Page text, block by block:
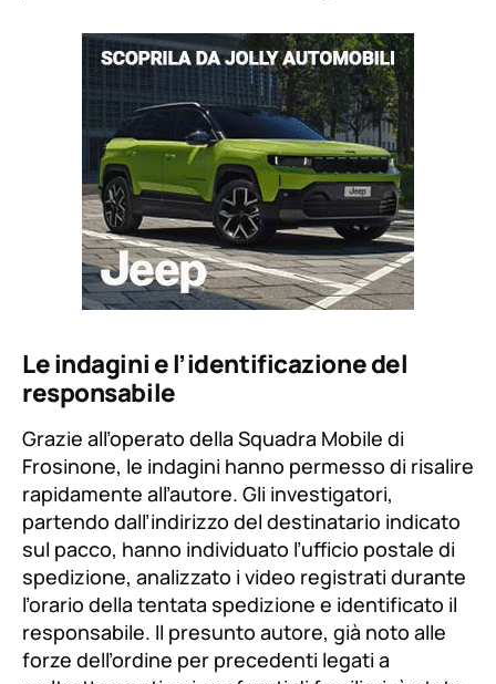
Le indagini e l’identificazione del
responsabile
Grazie all’operato della Squadra Mobile di
Frosinone, le indagini hanno permesso di risalire
rapidamente all’autore. Gli investigatori,
partendo dall’indirizzo del destinatario indicato
sul pacco, hanno individuato l’ufficio postale di
spedizione, analizzato i video registrati durante
l’orario della tentata spedizione e identificato il
responsabile. Il presunto autore, già noto alle
forze dell’ordine per precedenti legati a